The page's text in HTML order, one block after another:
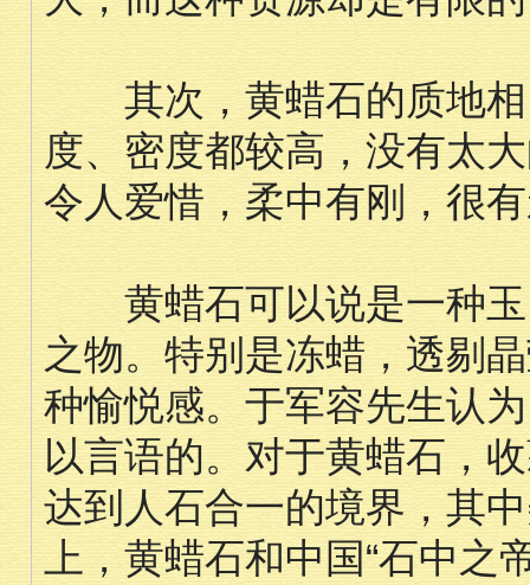
其次，黄蜡石的质地相
度、密度都较高，没有太
令人爱惜，柔中有刚，很
黄蜡石可以说是一种玉
之物。特别是冻蜡，透剔
种愉悦感。于军容先生认
以言语的。对于黄蜡石，
达到人石合一的境界，其
上，黄蜡石和中国“石中